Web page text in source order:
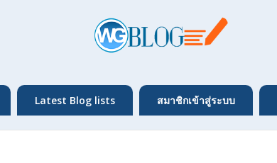
Latest Blog lists สมาชิกเข้าสู่ระบบ